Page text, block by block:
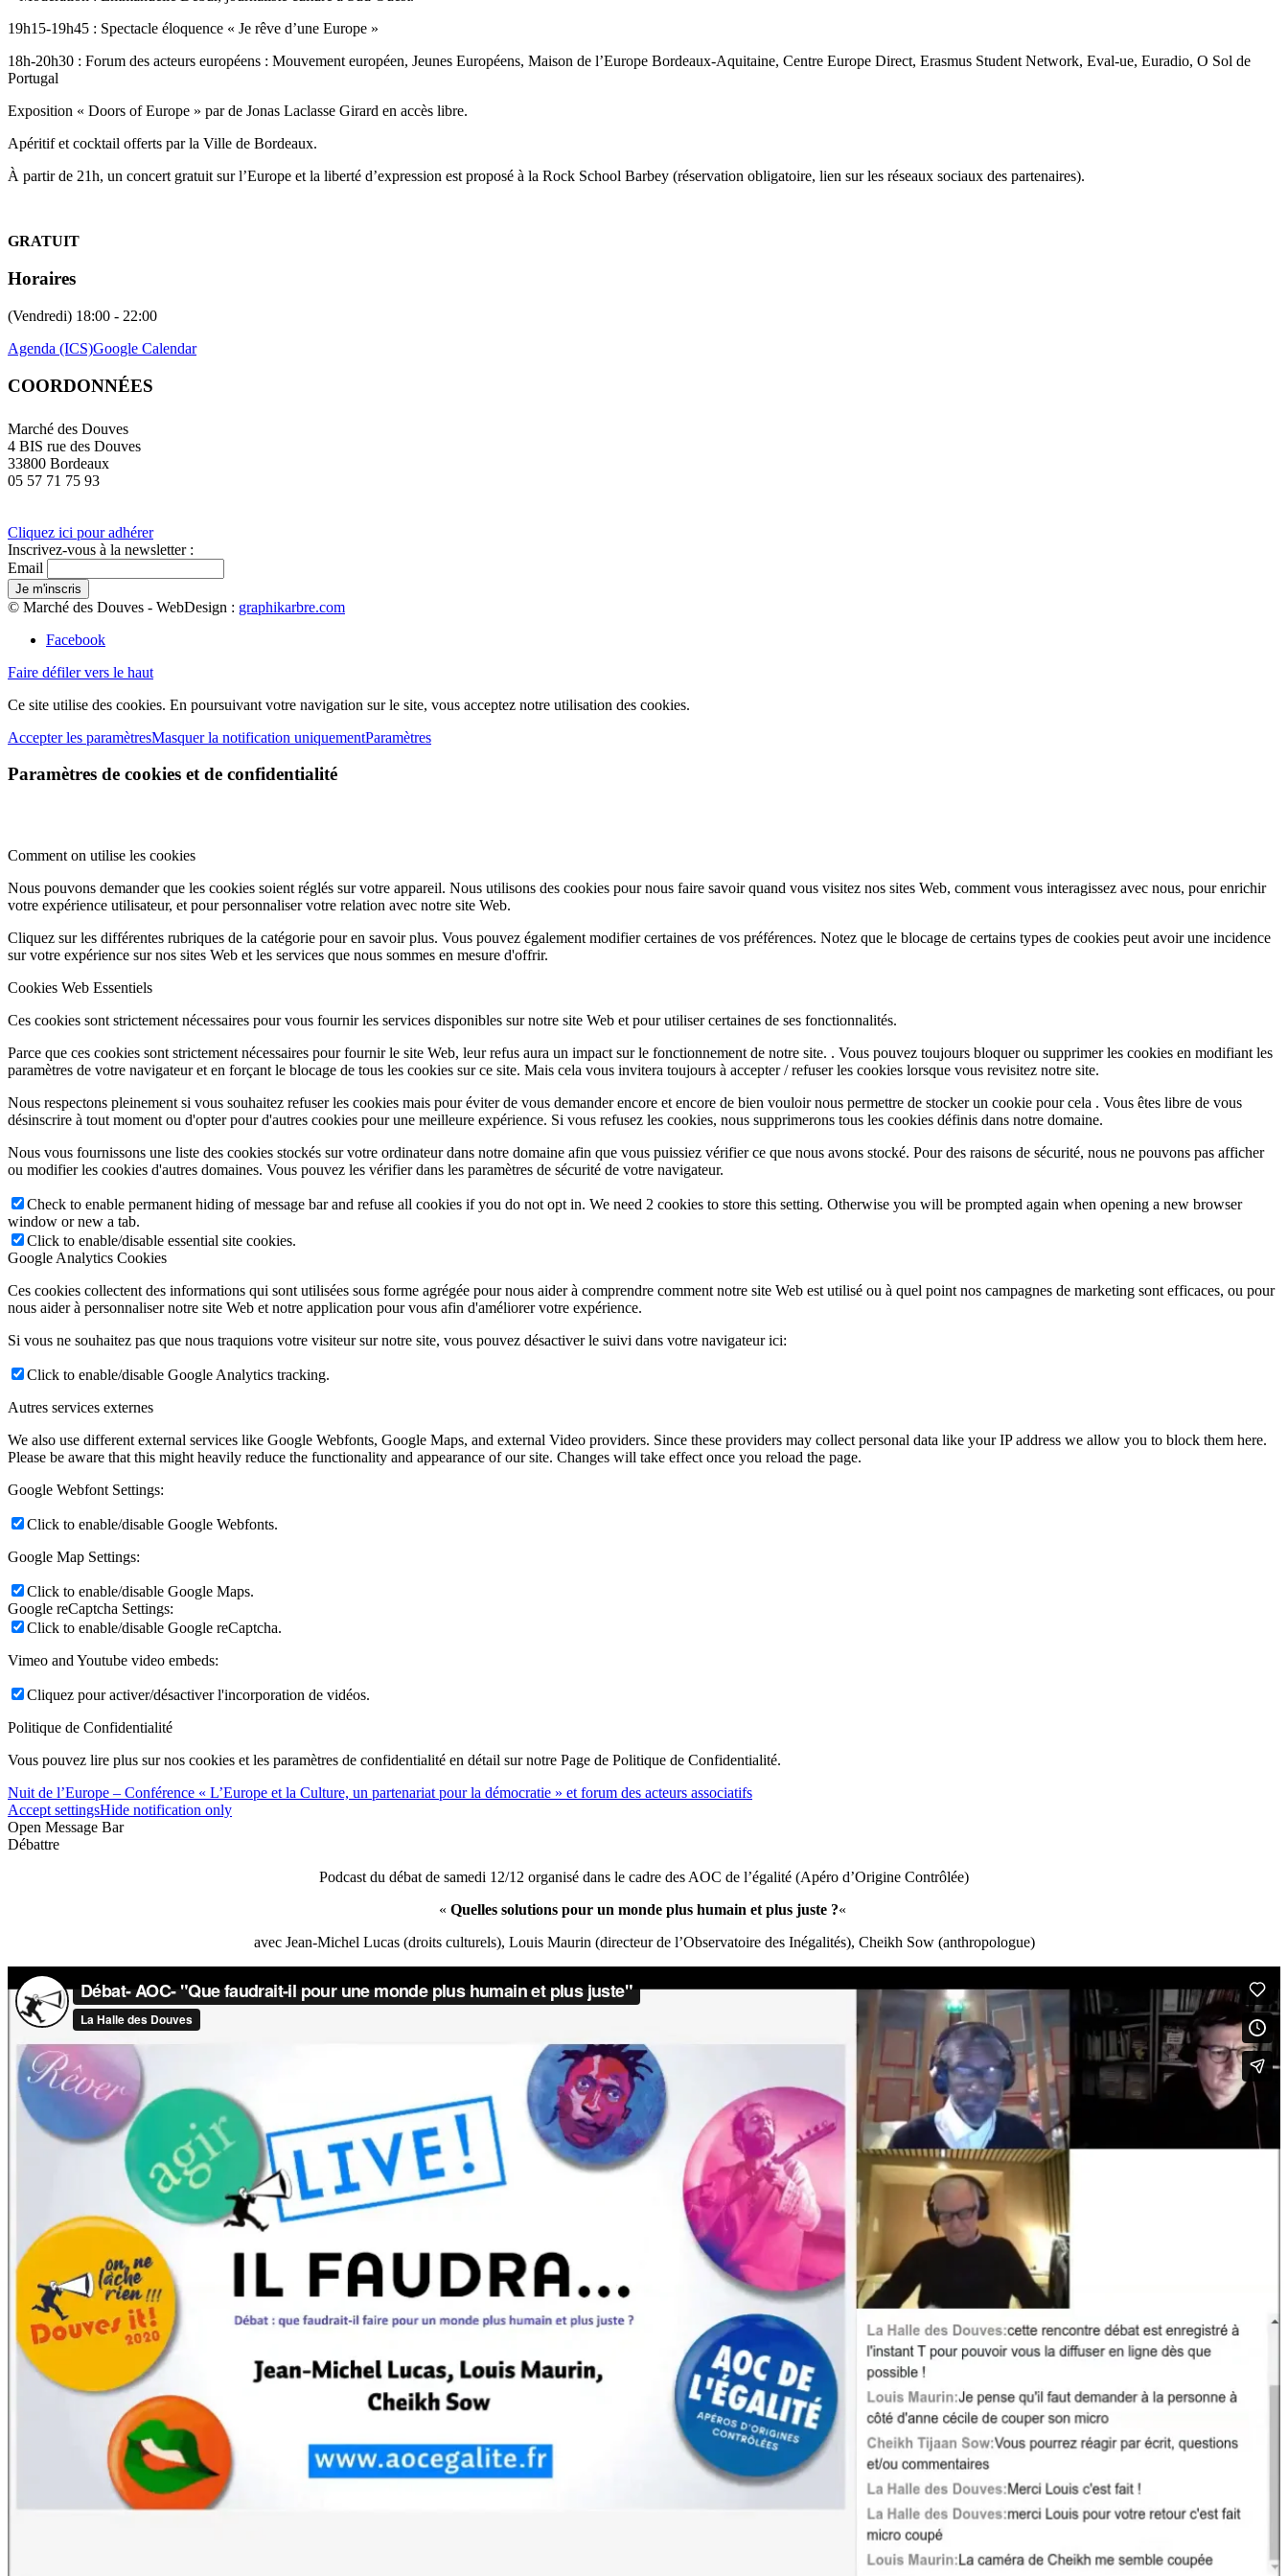
19h15-19h45 : Spectacle éloquence « Je rêve d’une Europe »
18h-20h30 : Forum des acteurs européens : Mouvement européen, Jeunes Européens, Maison de l’Europe Bordeaux-Aquitaine, Centre Europe Direct, Erasmus Student Network, Eval-ue, Euradio, O Sol de
Portugal
Exposition « Doors of Europe » par de Jonas Laclasse Girard en accès libre.
Apéritif et cocktail offerts par la Ville de Bordeaux.
À partir de 21h, un concert gratuit sur l’Europe et la liberté d’expression est proposé à la Rock School Barbey (réservation obligatoire, lien sur les réseaux sociaux des partenaires).
GRATUIT
Horaires
(Vendredi) 18:00 - 22:00
Agenda (ICS)Google Calendar
COORDONNÉES
Marché des Douves
4 BIS rue des Douves
33800 Bordeaux
05 57 71 75 93
Cliquez ici pour adhérer
Inscrivez-vous à la newsletter :
Email
© Marché des Douves - WebDesign : graphikarbre.com
Facebook
Faire défiler vers le haut
Ce site utilise des cookies. En poursuivant votre navigation sur le site, vous acceptez notre utilisation des cookies.
Accepter les paramètresMasquer la notification uniquementParamètres
Paramètres de cookies et de confidentialité
Comment on utilise les cookies
Nous pouvons demander que les cookies soient réglés sur votre appareil. Nous utilisons des cookies pour nous faire savoir quand vous visitez nos sites Web, comment vous interagissez avec nous, pour enrichir
votre expérience utilisateur, et pour personnaliser votre relation avec notre site Web.
Cliquez sur les différentes rubriques de la catégorie pour en savoir plus. Vous pouvez également modifier certaines de vos préférences. Notez que le blocage de certains types de cookies peut avoir une incidence
sur votre expérience sur nos sites Web et les services que nous sommes en mesure d'offrir.
Cookies Web Essentiels
Ces cookies sont strictement nécessaires pour vous fournir les services disponibles sur notre site Web et pour utiliser certaines de ses fonctionnalités.
Parce que ces cookies sont strictement nécessaires pour fournir le site Web, leur refus aura un impact sur le fonctionnement de notre site. . Vous pouvez toujours bloquer ou supprimer les cookies en modifiant les
paramètres de votre navigateur et en forçant le blocage de tous les cookies sur ce site. Mais cela vous invitera toujours à accepter / refuser les cookies lorsque vous revisitez notre site.
Nous respectons pleinement si vous souhaitez refuser les cookies mais pour éviter de vous demander encore et encore de bien vouloir nous permettre de stocker un cookie pour cela . Vous êtes libre de vous
désinscrire à tout moment ou d'opter pour d'autres cookies pour une meilleure expérience. Si vous refusez les cookies, nous supprimerons tous les cookies définis dans notre domaine.
Nous vous fournissons une liste des cookies stockés sur votre ordinateur dans notre domaine afin que vous puissiez vérifier ce que nous avons stocké. Pour des raisons de sécurité, nous ne pouvons pas afficher
ou modifier les cookies d'autres domaines. Vous pouvez les vérifier dans les paramètres de sécurité de votre navigateur.
Check to enable permanent hiding of message bar and refuse all cookies if you do not opt in. We need 2 cookies to store this setting. Otherwise you will be prompted again when opening a new browser
window or new a tab.
Click to enable/disable essential site cookies.
Google Analytics Cookies
Ces cookies collectent des informations qui sont utilisées sous forme agrégée pour nous aider à comprendre comment notre site Web est utilisé ou à quel point nos campagnes de marketing sont efficaces, ou pour
nous aider à personnaliser notre site Web et notre application pour vous afin d'améliorer votre expérience.
Si vous ne souhaitez pas que nous traquions votre visiteur sur notre site, vous pouvez désactiver le suivi dans votre navigateur ici:
Click to enable/disable Google Analytics tracking.
Autres services externes
We also use different external services like Google Webfonts, Google Maps, and external Video providers. Since these providers may collect personal data like your IP address we allow you to block them here.
Please be aware that this might heavily reduce the functionality and appearance of our site. Changes will take effect once you reload the page.
Google Webfont Settings:
Click to enable/disable Google Webfonts.
Google Map Settings:
Click to enable/disable Google Maps.
Google reCaptcha Settings:
Click to enable/disable Google reCaptcha.
Vimeo and Youtube video embeds:
Cliquez pour activer/désactiver l'incorporation de vidéos.
Politique de Confidentialité
Vous pouvez lire plus sur nos cookies et les paramètres de confidentialité en détail sur notre Page de Politique de Confidentialité.
Nuit de l’Europe – Conférence « L’Europe et la Culture, un partenariat pour la démocratie » et forum des acteurs associatifs
Accept settingsHide notification only
Open Message Bar
Débattre
Podcast du débat de samedi 12/12 organisé dans le cadre des AOC de l’égalité (Apéro d’Origine Contrôlée)
« Quelles solutions pour un monde plus humain et plus juste ?«
avec Jean-Michel Lucas (droits culturels), Louis Maurin (directeur de l’Observatoire des Inégalités), Cheikh Sow (anthropologue)